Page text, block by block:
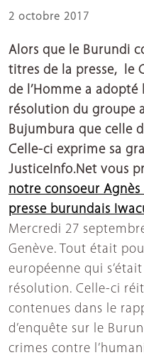
2 octobre 2017
Alors que le Burundi
titres de la presse, le
de l’Homme a
résolution du groupe
Bujumbura que celle
Celle-ci exprime sa
JusticeInfo.Net vous
notre consoeur
presse burundais
Mercredi 27
Genève. Tout était
européenne qui
résolution. Celle-ci
contenues dans le
d’enquête sur le
crimes contre